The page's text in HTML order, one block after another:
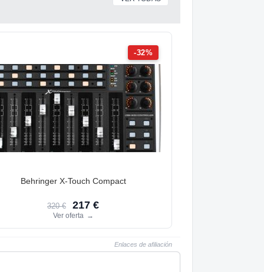
-32%
Behringer X-Touch Compact
320 € 217 €
Ver oferta →
Enlaces de afiliación